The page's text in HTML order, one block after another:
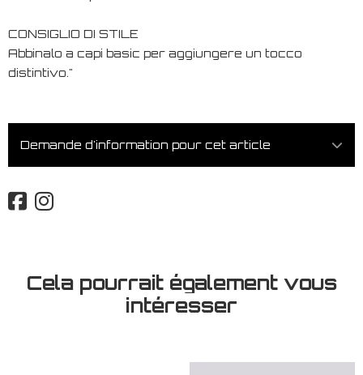
CONSIGLIO DI STILE
Abbinalo a capi basic per aggiungere un tocco
distintivo."
Demande d'information pour cet article
Cela pourrait également vous
intéresser